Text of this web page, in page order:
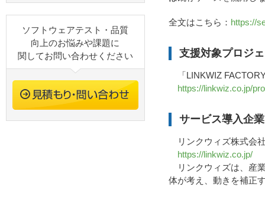
全文はこちら： https://
支援対象プロジ
「LINKWIZ
https://linkwiz.co.jp/
サービス導入企業
リンクウィズ株式会
https://linkwiz.co.jp/
リンクウィズは、産
体が考え、動きを補正
ソフトウェアテスト・品質
向上のお悩みや課題に
関してお問い合わせください